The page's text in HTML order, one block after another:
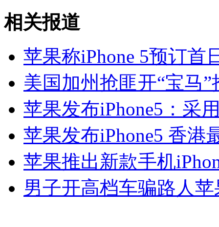
外交部：有关国家言论片面不公正
安徽一实载49人客车翻车
走！跟着总书记去植树
消防员救轻生者 花炮节热闹非凡 减压"枕头大战"
相关报道
苹果称iPhone 5预订首
美国加州抢匪开“宝马”
苹果发布iPhone5：采
苹果发布iPhone5 香港
苹果推出新款手机
男子开高档车骗路人